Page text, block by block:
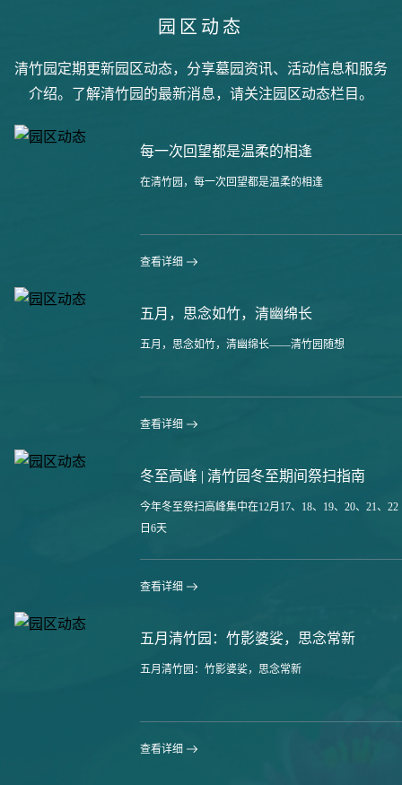
园区动态
清竹园定期更新园区动态，分享墓园资讯、活动信息和服务
介绍。了解清竹园的最新消息，请关注园区动态栏目。
每一次回望都是温柔的相逢
在清竹园，每一次回望都是温柔的相逢
查看详细
五月，思念如竹，清幽绵长
五月，思念如竹，清幽绵长——清竹园随想
查看详细
冬至高峰 | 清竹园冬至期间祭扫指南
今年冬至祭扫高峰集中在12月17、18、19、20、21、22
日6天
查看详细
五月清竹园：竹影婆娑，思念常新
五月清竹园：竹影婆娑，思念常新
查看详细